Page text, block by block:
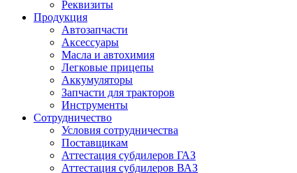
Реквизиты
Продукция
Автозапчасти
Аксессуары
Масла и автохимия
Легковые прицепы
Аккумуляторы
Запчасти для тракторов
Инструменты
Сотрудничество
Условия сотрудничества
Поставщикам
Аттестация субдилеров ГАЗ
Аттестация субдилеров ВАЗ